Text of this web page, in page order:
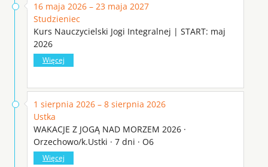
16 maja 2026 – 23 maja 2027
Studzieniec
Kurs Nauczycielski Jogi Integralnej | START: maj
2026
Więcej
1 sierpnia 2026 – 8 sierpnia 2026
Ustka
WAKACJE Z JOGĄ NAD MORZEM 2026 ·
Orzechowo/k.Ustki · 7 dni · O6
Więcej